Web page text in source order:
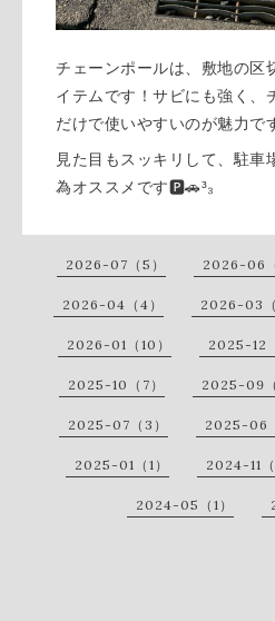
チェーンポールは、敷地の区
イテムです！サビにも強く、
だけで使いやすいのが魅力で
見た目もスッキリして、駐車
為オススメです🅿️🚗³₃
2026-07（5） 2026-06
2026-04（4） 2026-03（
2026-01（10） 2025-12
2025-10（7） 2025-09（
2025-07（3） 2025-06
2025-01（1） 2024-11（
2024-05（1）